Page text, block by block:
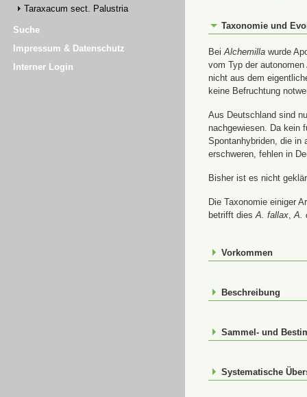
Taraxacum sect. Palustria
Suche
Impressum & Datenschutz
Interner Login
Taxonomie und
BeiAlchemilla wurde
vom Typ der
nicht aus dem
keine Befruchtung
Aus Deutschland sind
nachgewiesen. Da kein
Spontanhybriden, die in
erschweren, fehlen in
Bisher ist es nicht
Die Taxonomie einiger
betrifft diesA. fallax,A.
Vorkommen
Beschreibung
Sammel- und
Systematische